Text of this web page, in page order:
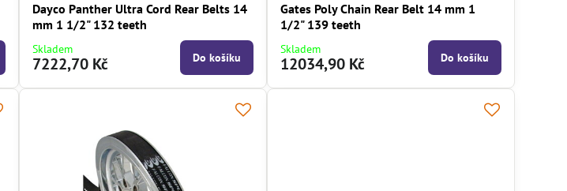
Dayco Panther Ultra Cord Rear Belts 14
mm 1 1/2" 132 teeth
Skladem
7222,70 Kč Do košíku
Gates Poly Chain Rear Belt 14 mm 1
1/2" 139 teeth
Skladem
12034,90 Kč Do košíku